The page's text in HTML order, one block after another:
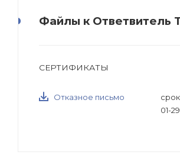
Файлы к Ответвитель
СЕРТИФИКАТЫ
Отказное письмо
01-29